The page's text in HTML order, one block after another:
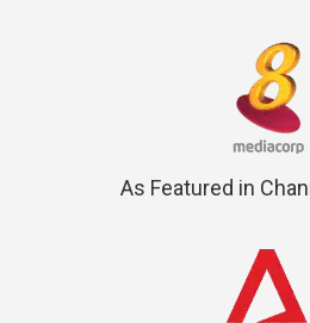
As Featured in